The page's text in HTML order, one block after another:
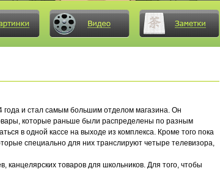
года и стал самым большим отделом магазина. Он
которые раньше были распределены по разным
в одной кассе на выходе из комплекса. Кроме того пока
специально для них транслируют четыре телевизора,
товаров для школьников. Для того, чтобы